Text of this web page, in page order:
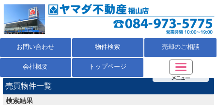
お問い合わせ 物件検索 売却のご相談
会社概要 トップページ
売買物件一覧
検索結果